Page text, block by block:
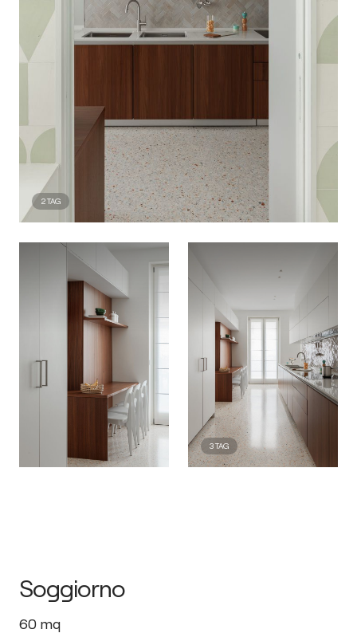
2TAG
3TAG
Soggiorno
60 mq